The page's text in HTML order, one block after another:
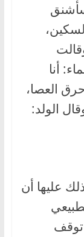
أنا
العصا،
الولد:
عليها أن
توقف